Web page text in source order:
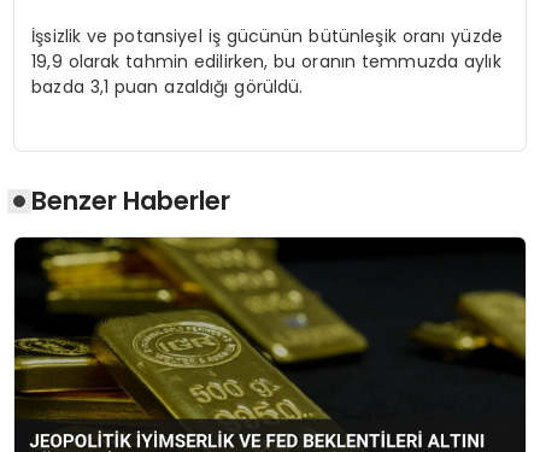
İşsizlik ve potansiyel iş gücünün bütünleşik oranı yüzde
19,9 olarak tahmin edilirken, bu oranın temmuzda aylık
bazda 3,1 puan azaldığı görüldü.
Benzer Haberler